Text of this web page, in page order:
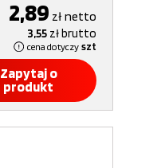
2,89 złnetto
3,55 złbrutto
cena dotyczy szt
Zapytaj o
produkt